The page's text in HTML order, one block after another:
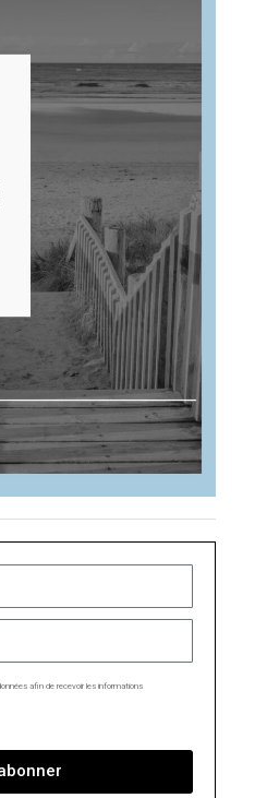
afin de recevoir les informations